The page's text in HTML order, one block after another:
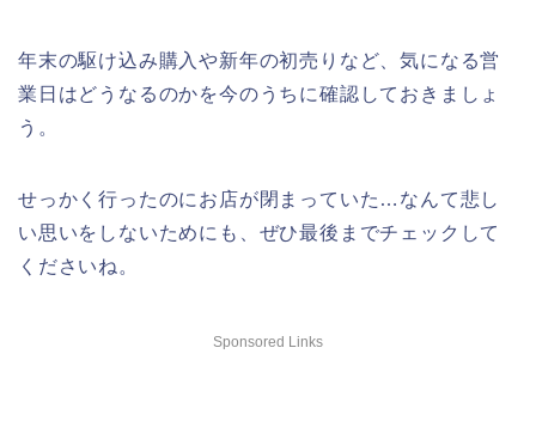
年末の駆け込み購入や新年の初売りなど、気になる営
業日はどうなるのかを今のうちに確認しておきましょ
う。
せっかく行ったのにお店が閉まっていた…なんて悲し
い思いをしないためにも、ぜひ最後までチェックして
くださいね。
Sponsored Links